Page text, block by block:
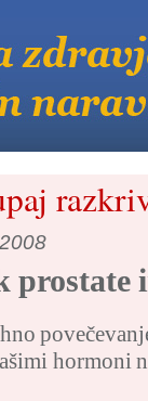
prostate
hormoni